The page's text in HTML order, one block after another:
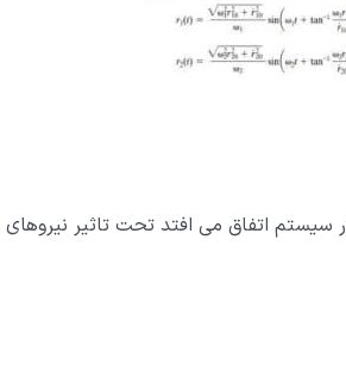
سیستم اتفاق می افتد تحت تاثیر نیروهای